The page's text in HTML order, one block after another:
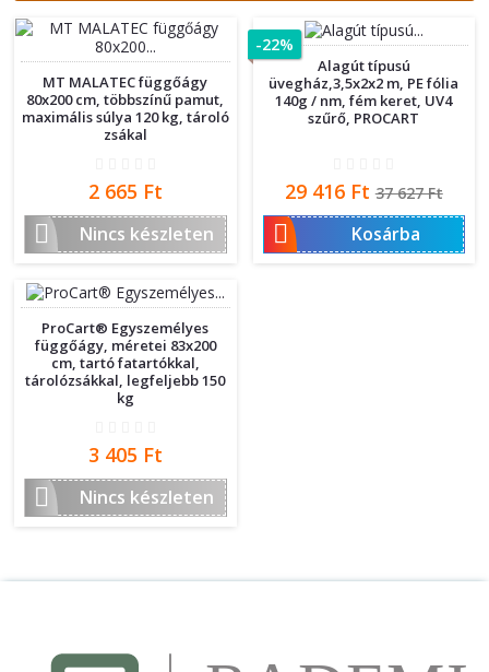
MT MALATEC függőágy
80x200 cm, többszínű pamut,
maximális súlya 120 kg, tároló
zsákal
Ár
2 665 Ft
 Nincs készleten
Alagút típusú
üvegház,3,5x2x2 m, PE fólia
140g / nm, fém keret, UV4
szűrő, PROCART
Ár
29 416 Ft Normál
ár
37 627 Ft
 Kosárba
-22%
ProCart® Egyszemélyes
függőágy, méretei 83x200
cm, tartó fatartókkal,
tárolózsákkal, legfeljebb 150
kg
Ár
3 405 Ft
 Nincs készleten